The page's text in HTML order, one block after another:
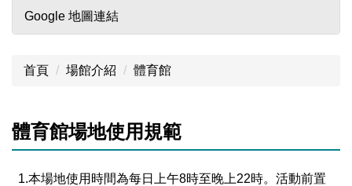
Google 地圖連結
首頁 場館介紹 體育館
體育館場地使用規範
1.本場地使用時間為每日上午8時至晚上22時。活動前置